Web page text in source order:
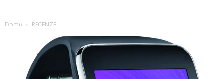
Domů RECENZE